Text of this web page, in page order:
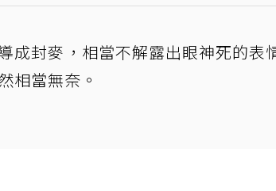
成封麥，相當不解露出眼神死的
相當無奈。